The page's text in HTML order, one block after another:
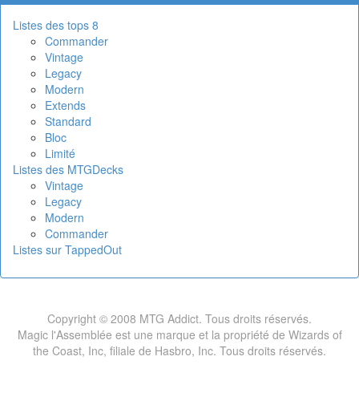
Listes des tops 8
Commander
Vintage
Legacy
Modern
Extends
Standard
Bloc
Limité
Listes des MTGDecks
Vintage
Legacy
Modern
Commander
Listes sur TappedOut
Copyright © 2008 MTG Addict. Tous droits réservés.
Magic l'Assemblée est une marque et la propriété de Wizards of
the Coast, Inc, filiale de Hasbro, Inc. Tous droits réservés.